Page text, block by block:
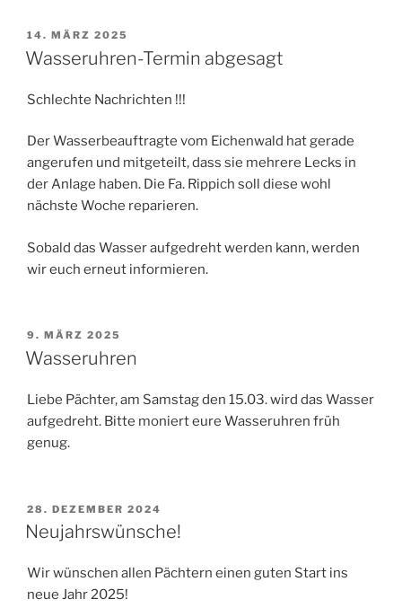
VERÖFFENTLICHT
AM
14. MÄRZ 2025
Wasseruhren-Termin abgesagt
Schlechte Nachrichten !!!
Der Wasserbeauftragte vom Eichenwald hat gerade
angerufen und mitgeteilt, dass sie mehrere Lecks in
der Anlage haben. Die Fa. Rippich soll diese wohl
nächste Woche reparieren.
Sobald das Wasser aufgedreht werden kann, werden
wir euch erneut informieren.
VERÖFFENTLICHT
AM
9. MÄRZ 2025
Wasseruhren
Liebe Pächter, am Samstag den 15.03. wird das Wasser
aufgedreht. Bitte moniert eure Wasseruhren früh
genug.
VERÖFFENTLICHT
AM
28. DEZEMBER 2024
Neujahrswünsche!
Wir wünschen allen Pächtern einen guten Start ins
neue Jahr 2025!